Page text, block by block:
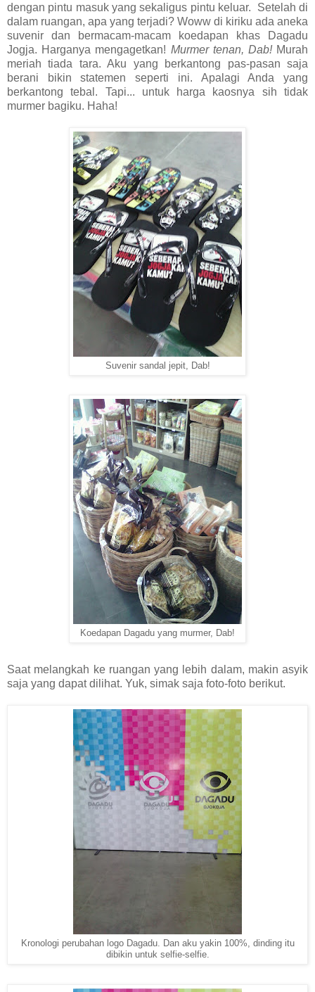
dengan pintu masuk yang sekaligus pintu keluar. Setelah di
dalam ruangan, apa yang terjadi? Woww di kiriku ada aneka
suvenir dan bermacam-macam koedapan khas Dagadu
Jogja. Harganya mengagetkan! Murmer tenan, Dab!Murah
meriah tiada tara. Aku yang berkantong pas-pasan saja
berani bikin statemen seperti ini. Apalagi Anda yang
berkantong tebal. Tapi... untuk harga kaosnya sih tidak
murmer bagiku. Haha!
Suvenir sandal jepit, Dab!
Koedapan Dagadu yang murmer, Dab!
Saat melangkah ke ruangan yang lebih dalam, makin asyik
saja yang dapat dilihat. Yuk, simak saja foto-foto berikut.
Kronologi perubahan logo Dagadu. Dan aku yakin 100%, dinding itu
dibikin untuk selfie-selfie.